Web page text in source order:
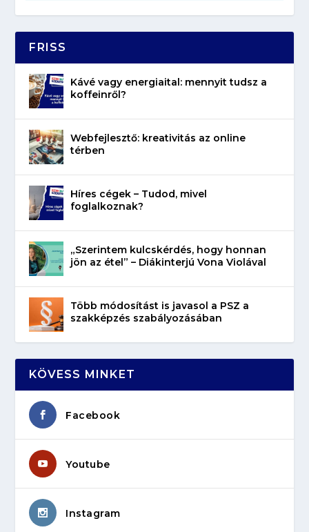
FRISS
Kávé vagy energiaital: mennyit tudsz a
koffeinről?
Webfejlesztő: kreativitás az online
térben
Híres cégek – Tudod, mivel
foglalkoznak?
„Szerintem kulcskérdés, hogy honnan
jön az étel” – Diákinterjú Vona Violával
Több módosítást is javasol a PSZ a
szakképzés szabályozásában
KÖVESS MINKET
Facebook
Youtube
Instagram